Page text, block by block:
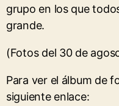
grupo en los que
grande.
(Fotos del 30 de
Para ver el álbum de
siguiente enlace: